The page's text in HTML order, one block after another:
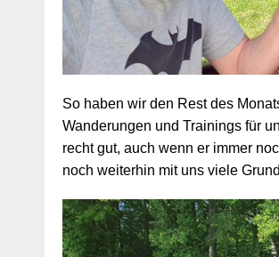
So haben wir den Rest des
Wanderungen und Trainings für
recht gut, auch wenn er immer
noch weiterhin mit uns viele